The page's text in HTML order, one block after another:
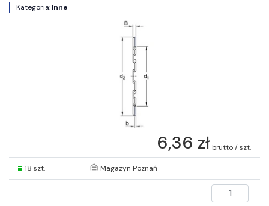
Kategoria:Inne
6,36 zł brutto / szt.
18 szt. Magazyn Poznań